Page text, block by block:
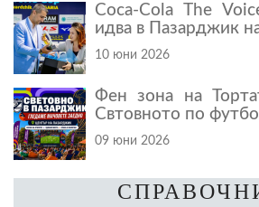
Coca-Cola The
идва в Пазарджик
10 юни 2026
Фен зона на
Свтовното по
09 юни 2026